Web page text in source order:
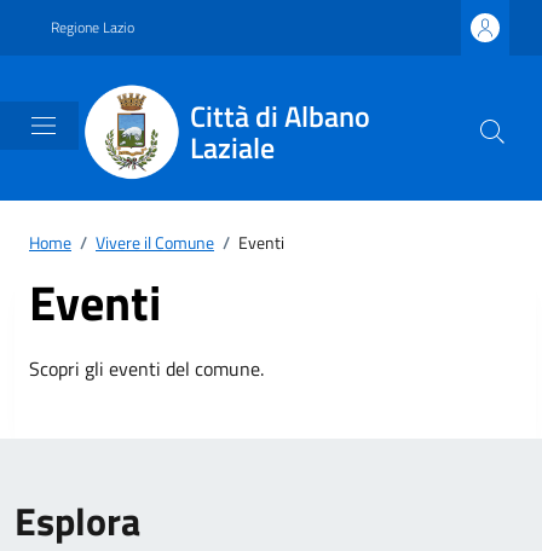
Regione Lazio
Città di Albano
Laziale
Home / Vivere il Comune / Eventi
Eventi
Scopri gli eventi del comune.
Esplora